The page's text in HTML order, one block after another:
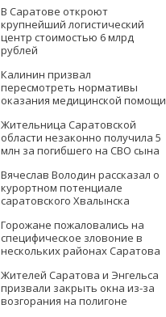
В Саратове откроют
крупнейший логистический
центр стоимостью 6 млрд
рублей
Калинин призвал
пересмотреть нормативы
оказания медицинской помощи
Жительница Саратовской
области незаконно получила 5
млн за погибшего на СВО сына
Вячеслав Володин рассказал о
курортном потенциале
саратовского Хвалынска
Горожане пожаловались на
специфическое зловоние в
нескольких районах Саратова
Жителей Саратова и Энгельса
призвали закрыть окна из-за
возгорания на полигоне